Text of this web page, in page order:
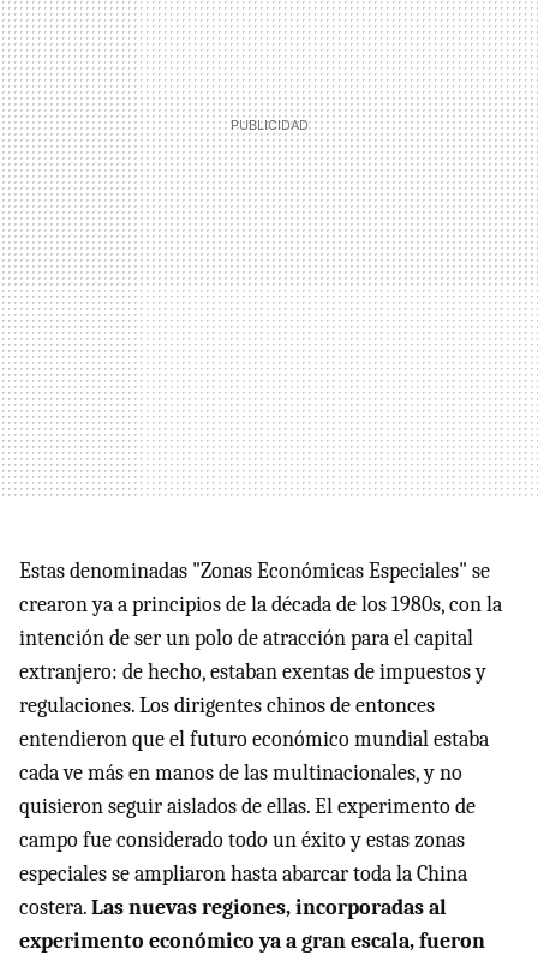
Estas denominadas "Zonas Económicas Especiales" se
crearon ya a principios de la década de los 1980s, con la
intención de ser un polo de atracción para el capital
extranjero: de hecho, estaban exentas de impuestos y
regulaciones. Los dirigentes chinos de entonces
entendieron que el futuro económico mundial estaba
cada ve más en manos de las multinacionales, y no
quisieron seguir aislados de ellas. El experimento de
campo fue considerado todo un éxito y estas zonas
especiales se ampliaron hasta abarcar toda la China
costera.Las nuevas regiones, incorporadas al
experimento económico ya a gran escala, fueron